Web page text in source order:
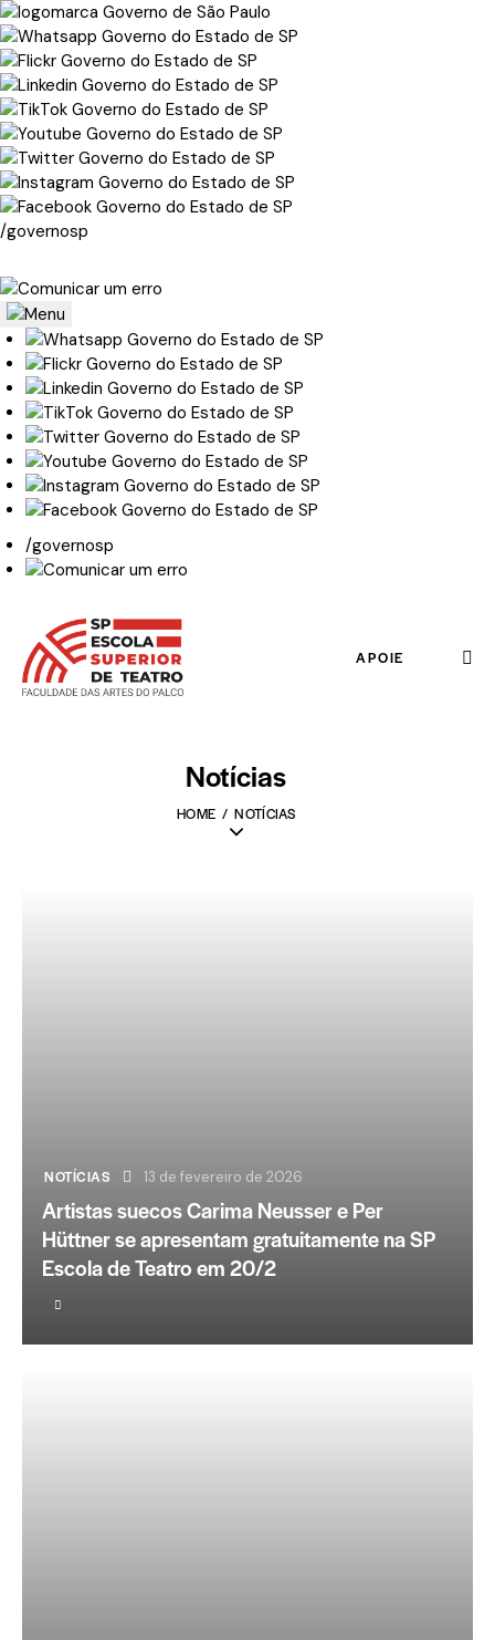
/governosp
/governosp
APOIE
Notícias
HOME NOTÍCIAS
NOTÍCIAS 13 de fevereiro de 2026
Artistas suecos Carima Neusser e Per
Hüttner se apresentam gratuitamente na SP
Escola de Teatro em 20/2